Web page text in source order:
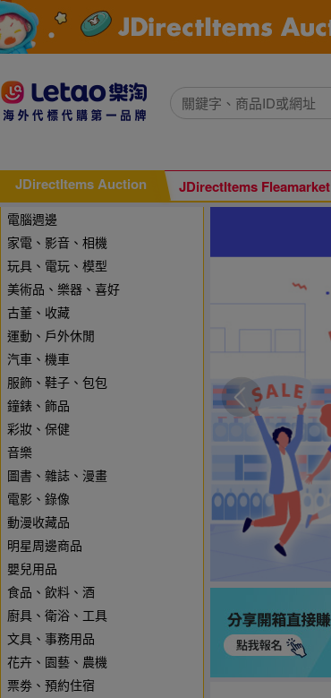
JDirectItems Auction JDirectItems Fleamarket
電腦週邊
家電、影音、相機
玩具、電玩、模型
美術品、樂器、喜好
古董、收藏
運動、戶外休閒
汽車、機車
服飾、鞋子、包包
鐘錶、飾品
彩妝、保健
音樂
圖書、雜誌、漫畫
電影、錄像
動漫收藏品
明星周邊商品
嬰兒用品
食品、飲料、酒
廚具、衛浴、工具
文具、事務用品
花卉、園藝、農機
票劵、預約住宿